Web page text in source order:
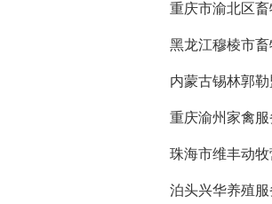
重庆市渝北区
黑龙江穆棱市
内蒙古锡林郭
重庆渝州家禽
珠海市维丰动
泊头兴华养殖